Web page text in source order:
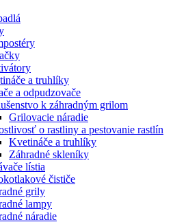
a truhlíky
a odpudzovače
k záhradným grilom
Grilovacie náradie
o rastliny a pestovanie rastlín
Kvetináče a truhlíky
Záhradné skleníky
lístia
čističe
grily
lampy
náradie